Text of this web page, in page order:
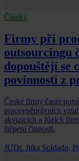
Články
Firmy při
outsourcingu
dopouštějí se
povinností z
České firmy často
pracovněprávních
akvizicích a fúzích
štěpení činnosti.
JUDr. Jitka Soldado,